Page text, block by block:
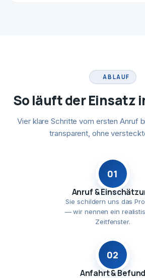
ABLAUF
So läuft der Einsatz
Vier klare Schritte vom ersten Anruf
transparent, ohne
01
Anruf &
Sie schildern uns das
— wir nennen ein
Zeitfenster.
02
Anfahrt & Befund